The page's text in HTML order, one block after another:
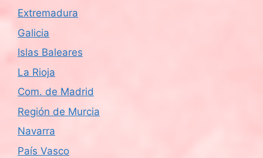
Extremadura
Galicia
Islas Baleares
La Rioja
Com. de Madrid
Región de Murcia
Navarra
País Vasco